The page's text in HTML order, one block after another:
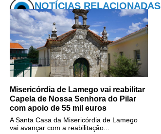
NOTÍCIAS RELACIONADAS
Misericórdia de Lamego vai reabilitar
Capela de Nossa Senhora do Pilar
com apoio de 55 mil euros
A Santa Casa da Misericórdia de Lamego
vai avançar com a reabilitação...